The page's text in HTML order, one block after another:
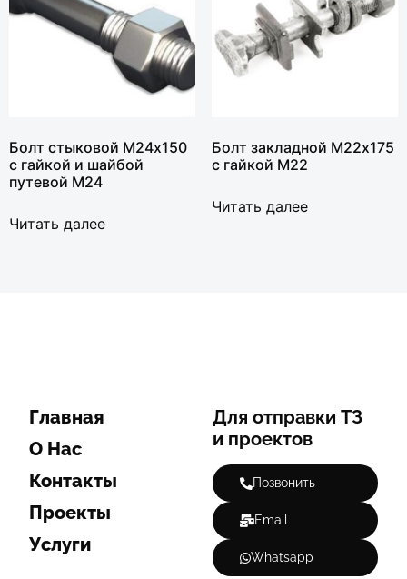
Болт стыковой М24х150
с гайкой и шайбой
путевой М24
Читать далее
Болт закладной М22х175
с гайкой М22
Читать далее
Главная
О Нас
Контакты
Проекты
Услуги
Для отправки ТЗ
и проектов
Позвонить
Email
Whatsapp